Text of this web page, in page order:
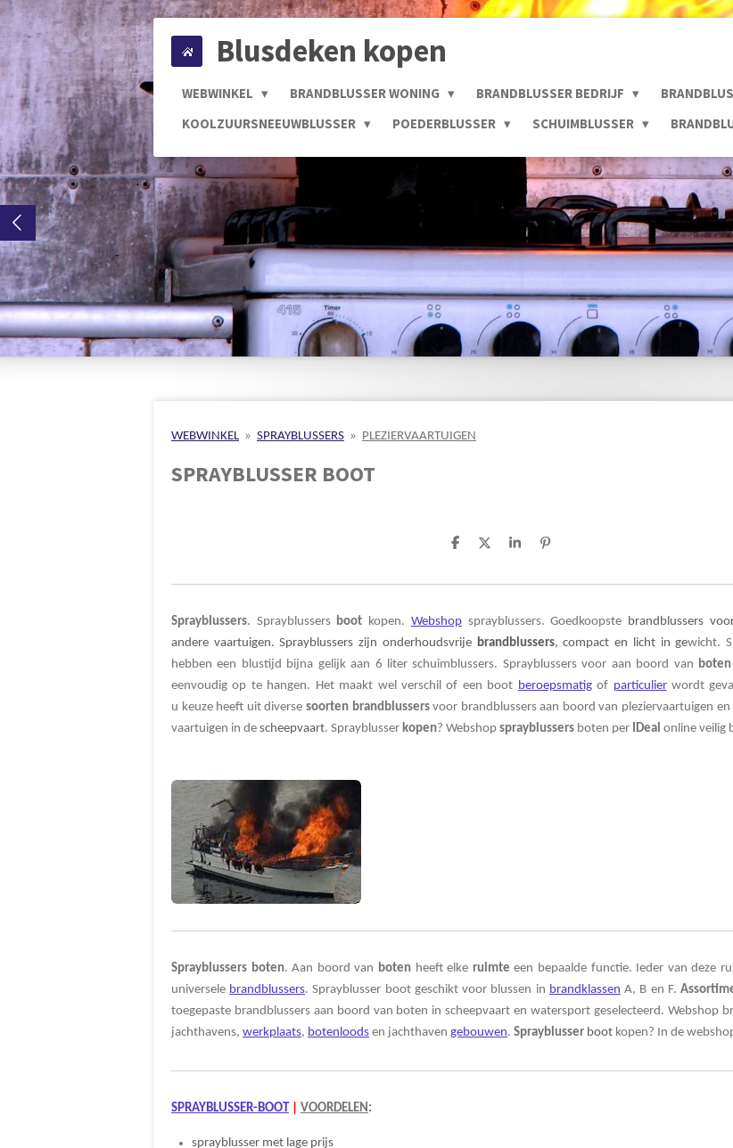
Ga
direct
naar
de
hoofdinhoud
Blusdeken kopen
WEBWINKEL BRANDBLUSSER WONING BRANDBLUSSER BEDRIJF
KOOLZUURSNEEUWBLUSSER
POEDERBLUSSER SCHUIMBLUSSER
WEBWINKEL » SPRAYBLUSSERS » PLEZIERVAARTUIGEN
SPRAYBLUSSER BOOT
D
e
D
l
S
r
P
n
Sprayblussers. Sprayblussers boot kopen. Webshop sprayblussers. Goedkoopste brandblussers
andere vaartuigen. Sprayblussers zijn onderhoudsvrije brandblussers, compact en licht in gewicht.
hebben een blustijd bijna gelijk aan 6 liter schuimblussers. Sprayblussers voor aan boord van boten
eenvoudig op te hangen. Het maakt wel verschil of een boot beroepsmatig of particulier wordt
u keuze heeft uit diverse soorten brandblussersvoor brandblussers aan boord van pleziervaartuigen
vaartuigen in de scheepvaart. Sprayblusser kopen? Webshop sprayblussers boten per IDeal online veilig
Sprayblussers boten. Aan boord van boten heeft elke ruimte een bepaalde functie. Ieder van deze
universele brandblussers. Sprayblusser boot geschikt voor blussen in brandklassen A, B en F.
toegepaste brandblussers aan boord van boten inscheepvaartenwatersport geselecteerd. Webshop
jachthavens, werkplaats, botenloods en jachthaven gebouwen. Sprayblusser boot kopen? In de
SPRAYBLUSSER-BOOT VOORDELEN:
sprayblusser met lage prijs